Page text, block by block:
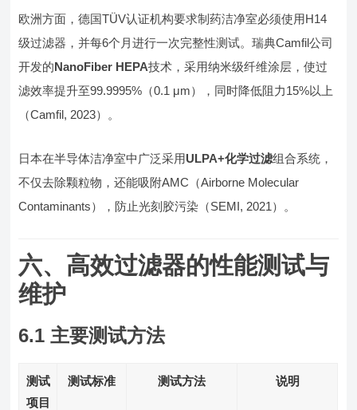
欧洲方面，德国TÜV认证机构要求制药洁净室必须使用H14
级过滤器，并每6个月进行一次完整性测试。瑞典Camfil公司
开发的NanoFiber HEPA技术，采用纳米级纤维涂层，使过
滤效率提升至99.9995%（0.1 μm），同时降低阻力15%以上
（Camfil, 2023）。
日本在半导体洁净室中广泛采用ULPA+化学过滤组合系统，
不仅去除颗粒物，还能吸附AMC（Airborne Molecular
Contaminants），防止光刻胶污染（SEMI, 2021）。
六、高效过滤器的性能测试与
维护
6.1 主要测试方法
测试
项目
测试标准 测试方法 说明